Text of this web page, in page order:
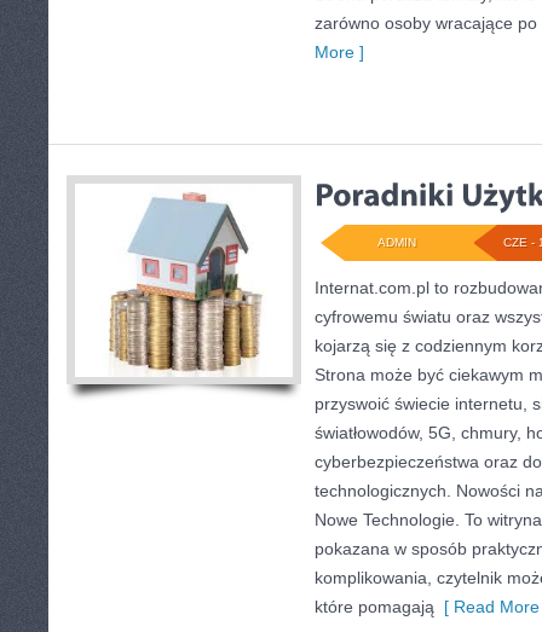
zarówno osoby wracające
More ]
CZE -
ADMIN
Internat.com.pl to
cyfrowemu światu oraz
kojarzą się z codziennym
Strona może być ciekawym
przyswoić świecie internetu,
światłowodów, 5G, chmury,
cyberbezpieczeństwa oraz
technologicznych. Nowości
Nowe Technologie. To
pokazana w sposób
komplikowania, czytelnik
które pomagają [ Read